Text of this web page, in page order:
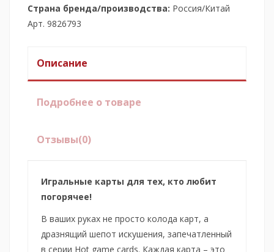
Страна бренда/производства: Россия/Китай
Арт. 9826793
Описание
Подробнее о товаре
Отзывы(0)
Игральные карты для тех, кто любит
погорячее!
В ваших руках не просто колода карт, а
дразнящий шепот искушения, запечатленный
в серии Hot game cards. Каждая карта – это